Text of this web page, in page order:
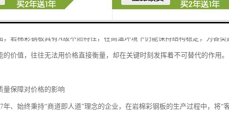
岩棉彩钢板的建筑，在长期运营中能显著降低能耗成本，从全生命周期角度
，岩棉彩钢板具有A级不燃特性，在高温环境下仍能保持结构稳定，为各类
的价值，往往无法用价格直接衡量，却在关键时刻发挥着不可替代的作用。
量保障对价格的影响
年、始终秉持“商道即人道”理念的企业，在岩棉彩钢板的生产过程中，将“